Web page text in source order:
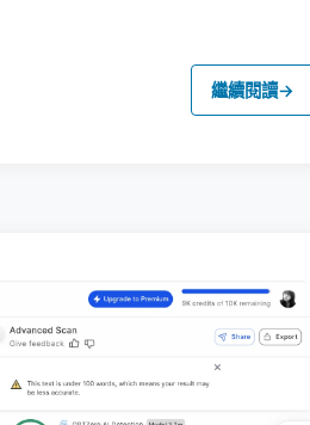
繼續閱讀→